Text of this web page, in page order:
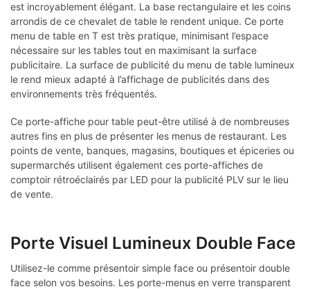
est incroyablement élégant. La base rectangulaire et les coins
arrondis de ce chevalet de table le rendent unique. Ce porte
menu de table en T est très pratique, minimisant l’espace
nécessaire sur les tables tout en maximisant la surface
publicitaire. La surface de publicité du menu de table lumineux
le rend mieux adapté à l’affichage de publicités dans des
environnements très fréquentés.
Ce porte-affiche pour table peut-être utilisé à de nombreuses
autres fins en plus de présenter les menus de restaurant. Les
points de vente, banques, magasins, boutiques et épiceries ou
supermarchés utilisent également ces porte-affiches de
comptoir rétroéclairés par LED pour la publicité PLV sur le lieu
de vente.
Porte Visuel Lumineux Double Face
Utilisez-le comme présentoir simple face ou présentoir double
face selon vos besoins. Les porte-menus en verre transparent